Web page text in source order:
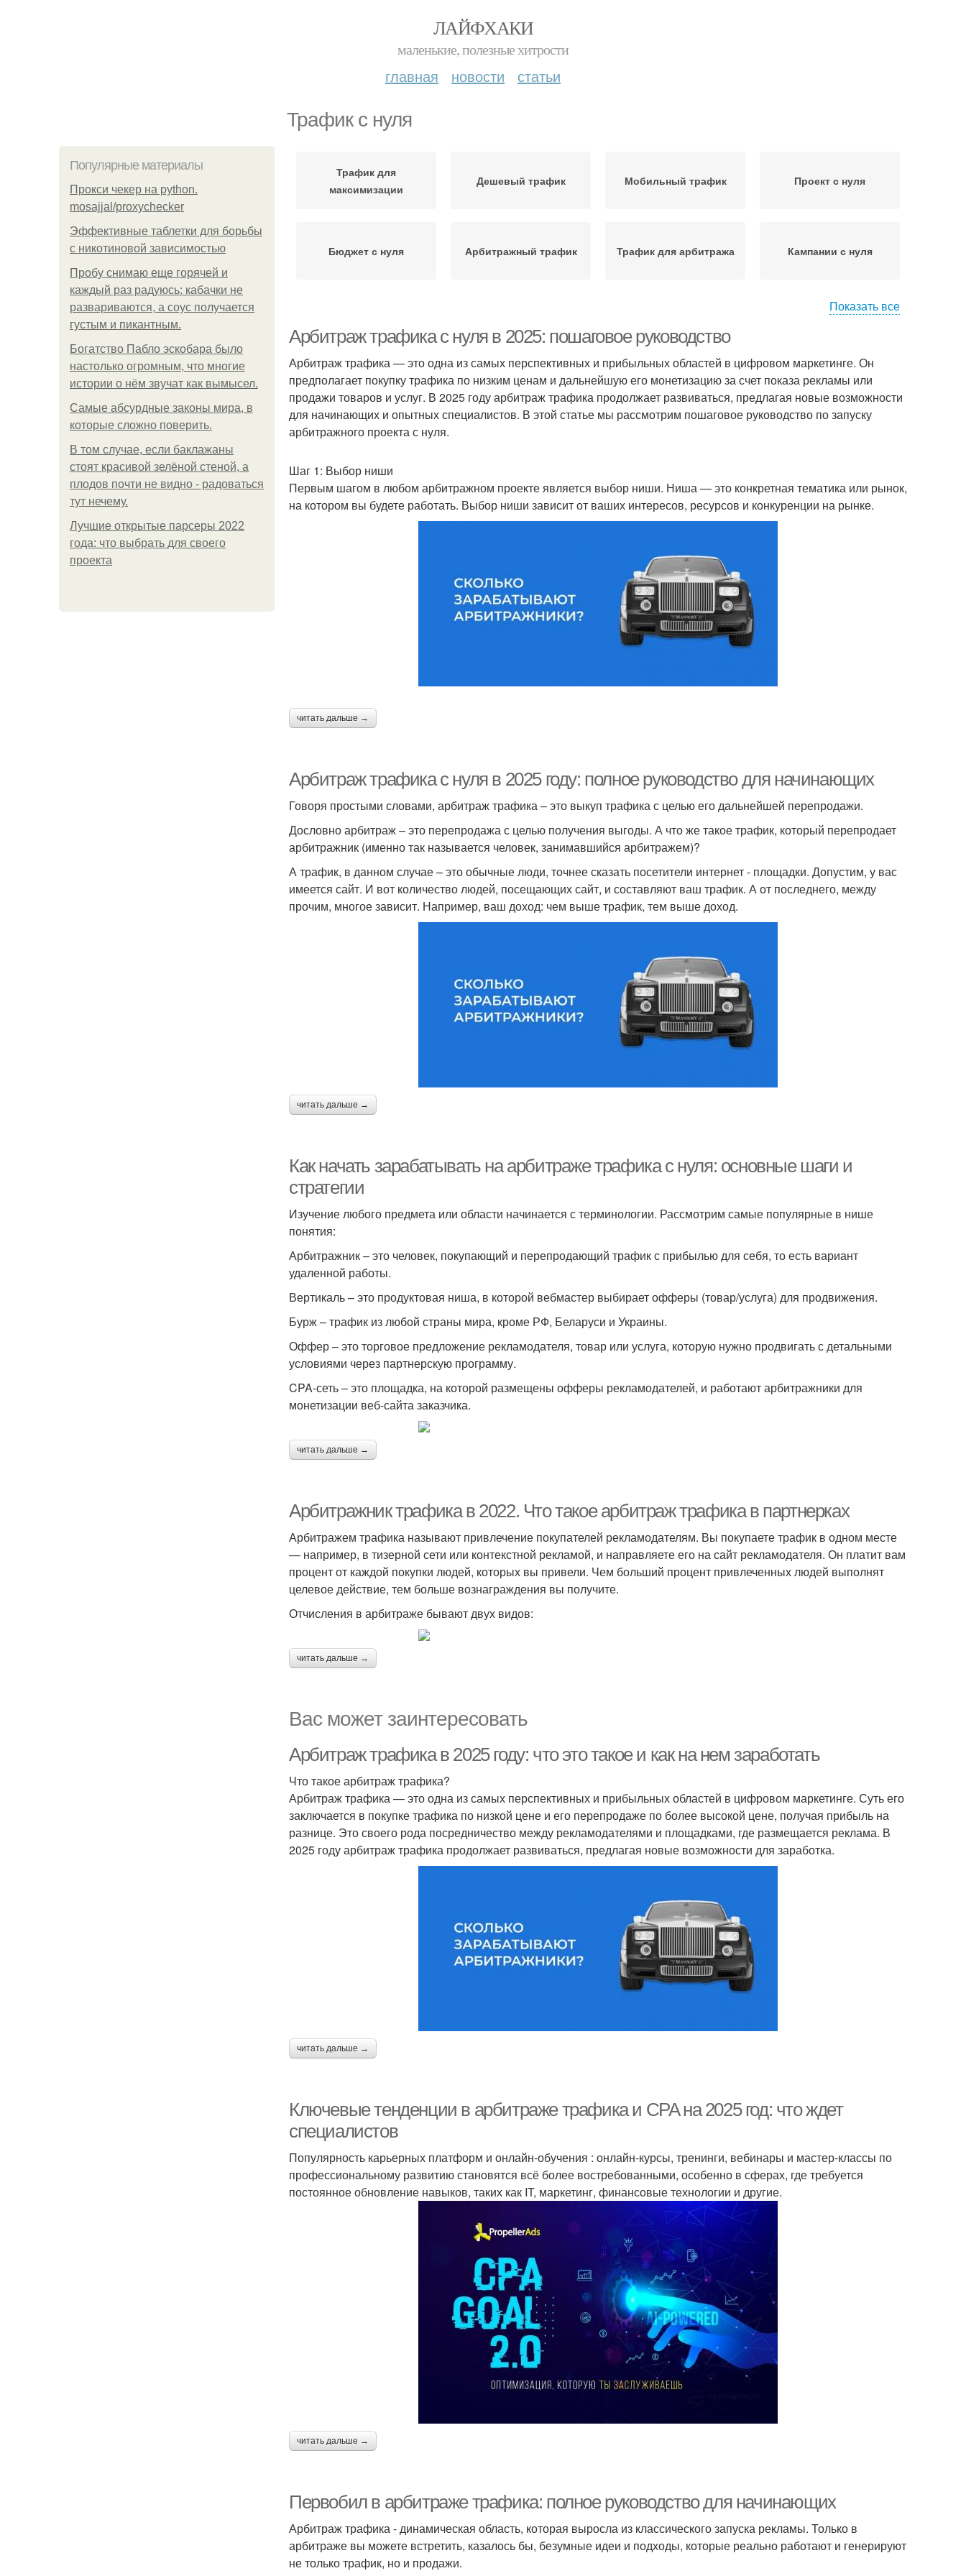
ЛАЙФХАКИ
маленькие, полезные хитрости
главная новости статьи
Трафик с нуля
Популярные материалы
Прокси чекер на python.
mosajjal/proxychecker
Эффективные таблетки для борьбы
с никотиновой зависимостью
Пробу снимаю еще горячей и
каждый раз радуюсь: кабачки не
развариваются, а соус получается
густым и пикантным.
Богатство Пабло эскобара было
настолько огромным, что многие
истории о нём звучат как вымысел.
Самые абсурдные законы мира, в
которые сложно поверить.
В том случае, если баклажаны
стоят красивой зелёной стеной, а
плодов почти не видно - радоваться
тут нечему.
Лучшие открытые парсеры 2022
года: что выбрать для своего
проекта
Трафик для
максимизации
Дешевый трафик Мобильный трафик Проект с нуля
Бюджет с нуля Арбитражный трафик Трафик для арбитража Кампании с нуля
Показать все
Арбитраж трафика с нуля в 2025: пошаговое руководство
Арбитраж трафика — это одна из самых перспективных и прибыльных областей в цифровом маркетинге. Он
предполагает покупку трафика по низким ценам и дальнейшую его монетизацию за счет показа рекламы или
продажи товаров и услуг. В 2025 году арбитраж трафика продолжает развиваться, предлагая новые возможности
для начинающих и опытных специалистов. В этой статье мы рассмотрим пошаговое руководство по запуску
арбитражного проекта с нуля.
Шаг 1: Выбор ниши
Первым шагом в любом арбитражном проекте является выбор ниши. Ниша — это конкретная тематика или рынок,
на котором вы будете работать. Выбор ниши зависит от ваших интересов, ресурсов и конкуренции на рынке.
читать дальше →
Арбитраж трафика с нуля в 2025 году: полное руководство для начинающих
Говоря простыми словами, арбитраж трафика – это выкуп трафика с целью его дальнейшей перепродажи.
Дословно арбитраж – это перепродажа с целью получения выгоды. А что же такое трафик, который перепродает
арбитражник (именно так называется человек, занимавшийся арбитражем)?
А трафик, в данном случае – это обычные люди, точнее сказать посетители интернет - площадки. Допустим, у вас
имеется сайт. И вот количество людей, посещающих сайт, и составляют ваш трафик. А от последнего, между
прочим, многое зависит. Например, ваш доход: чем выше трафик, тем выше доход.
читать дальше →
Как начать зарабатывать на арбитраже трафика с нуля: основные шаги и
стратегии
Изучение любого предмета или области начинается с терминологии. Рассмотрим самые популярные в нише
понятия:
Арбитражник – это человек, покупающий и перепродающий трафик с прибылью для себя, то есть вариант
удаленной работы.
Вертикаль – это продуктовая ниша, в которой вебмастер выбирает офферы (товар/услуга) для продвижения.
Бурж – трафик из любой страны мира, кроме РФ, Беларуси и Украины.
Оффер – это торговое предложение рекламодателя, товар или услуга, которую нужно продвигать с детальными
условиями через партнерскую программу.
CPA-сеть – это площадка, на которой размещены офферы рекламодателей, и работают арбитражники для
монетизации веб-сайта заказчика.
читать дальше →
Арбитражник трафика в 2022. Что такое арбитраж трафика в партнерках
Арбитражем трафика называют привлечение покупателей рекламодателям. Вы покупаете трафик в одном месте
— например, в тизерной сети или контекстной рекламой, и направляете его на сайт рекламодателя. Он платит вам
процент от каждой покупки людей, которых вы привели. Чем больший процент привлеченных людей выполнят
целевое действие, тем больше вознаграждения вы получите.
Отчисления в арбитраже бывают двух видов:
читать дальше →
Вас может заинтересовать
Арбитраж трафика в 2025 году: что это такое и как на нем заработать
Что такое арбитраж трафика?
Арбитраж трафика — это одна из самых перспективных и прибыльных областей в цифровом маркетинге. Суть его
заключается в покупке трафика по низкой цене и его перепродаже по более высокой цене, получая прибыль на
разнице. Это своего рода посредничество между рекламодателями и площадками, где размещается реклама. В
2025 году арбитраж трафика продолжает развиваться, предлагая новые возможности для заработка.
читать дальше →
Ключевые тенденции в арбитраже трафика и CPA на 2025 год: что ждет
специалистов
Популярность карьерных платформ и онлайн-обучения : онлайн-курсы, тренинги, вебинары и мастер-классы по
профессиональному развитию становятся всё более востребованными, особенно в сферах, где требуется
постоянное обновление навыков, таких как IT, маркетинг, финансовые технологии и другие.
читать дальше →
Первобил в арбитраже трафика: полное руководство для начинающих
Арбитраж трафика - динамическая область, которая выросла из классического запуска рекламы. Только в
арбитраже вы можете встретить, казалось бы, безумные идеи и подходы, которые реально работают и генерируют
не только трафик, но и продажи.